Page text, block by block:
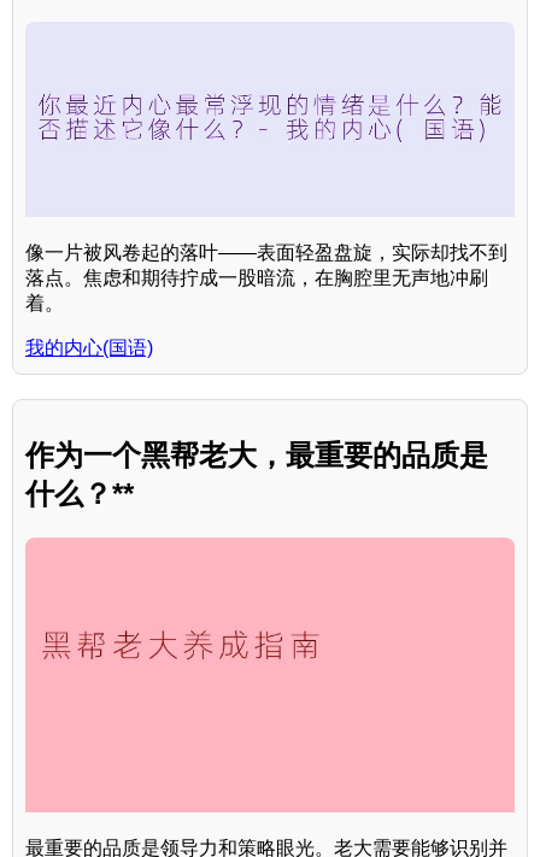
像一片被风卷起的落叶——表面轻盈盘旋，实际却找不到
落点。焦虑和期待拧成一股暗流，在胸腔里无声地冲刷
着。
我的内心(国语)
作为一个黑帮老大，最重要的品质是
什么？**
最重要的品质是领导力和策略眼光。老大需要能够识别并